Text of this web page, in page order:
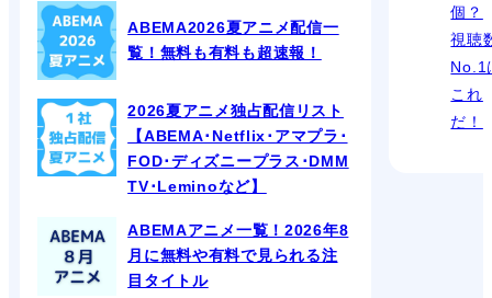
ABEMA2026夏アニメ配信一
覧！無料も有料も超速報！
2026夏アニメ独占配信リスト
【ABEMA･Netflix･アマプラ･
FOD･ディズニープラス･DMM
TV･Leminoなど】
ABEMAアニメ一覧！2026年8
月に無料や有料で見られる注
目タイトル
個？
視聴
No.1
これ
だ！